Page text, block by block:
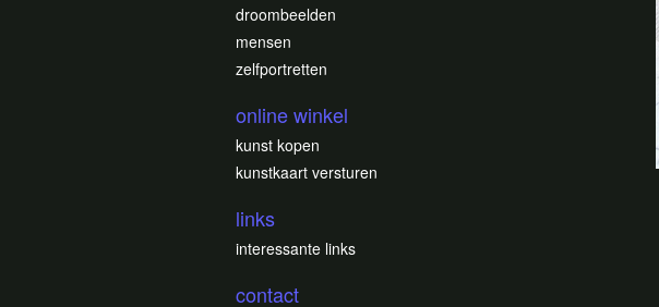
droombeelden
mensen
zelfportretten
online winkel
kunst kopen
kunstkaart versturen
links
interessante links
contact